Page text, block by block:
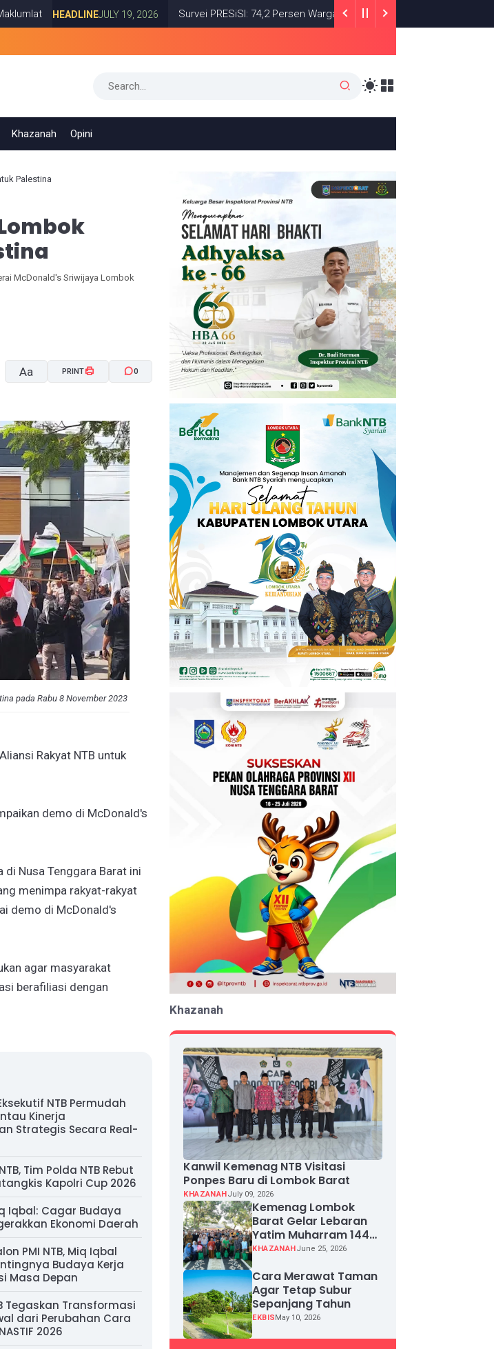
HEADLINE JULY 19, 2026 Survei PRESiSI: 74,2 Persen Warga Puas dengan Satu Tahun Kinerja Bupati
Khazanah Opini
Palestina
McDonald's Sriwijaya Lombok
Aa
A- A+
PRINT 0
pada Rabu 8 November 2023
Rakyat NTB untuk
demo di McDonald's
Nusa Tenggara Barat ini
menimpa rakyat-rakyat
demo di McDonald's
agar masyarakat
berafiliasi dengan
NTB Permudah
Kinerja
Strategis Secara Real-
Tim Polda NTB Rebut
Kapolri Cup 2026
Iqbal: Cagar Budaya
Ekonomi Daerah
PMI NTB, Miq Iqbal
Budaya Kerja
Masa Depan
Tegaskan Transformasi
dari Perubahan Cara
2026
Khazanah
Kanwil Kemenag NTB Visitasi
Ponpes Baru di Lombok Barat
KHAZANAHJuly 09, 2026
Kemenag Lombok
Barat Gelar Lebaran
Yatim Muharram 1448
H, Puluhan Anak Yatim
KHAZANAHJune 25, 2026
Cara Merawat Taman
Agar Tetap Subur
Sepanjang Tahun
EKBISMay 10, 2026